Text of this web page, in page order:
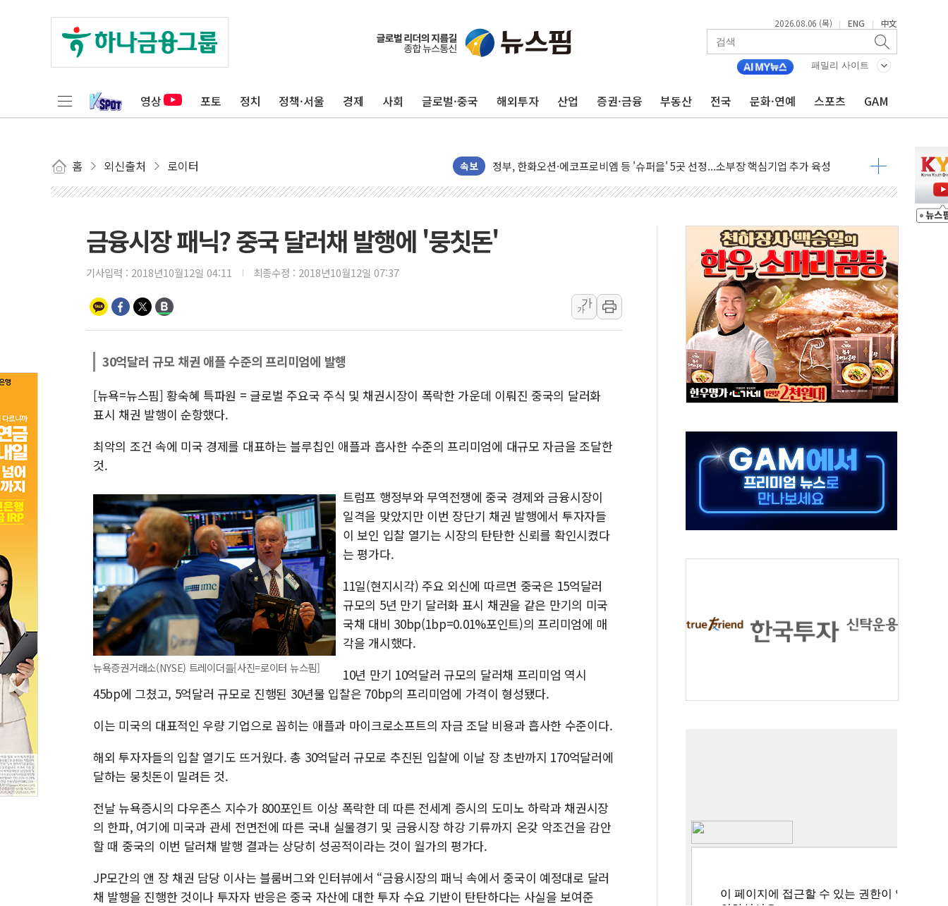
2026.08.06 (목) | ENG | 中文
패밀리 사이트
영상 포토 정치 정책·서울 경제 사회 글로벌·중국 해외투자 산업 증권·금융 부동산 전국 문화·연예 스포츠 GAM
홈 외신출처 로이터 속보
[AI 카드뉴스] 어린이집·유치원 비상! 수족구병이 다시 유행합니다.
운수업·기업활동 '원스톱'으로...데이터처, 기업 3만1000곳 경제통계조사
[르포] 폭염 속 '자폭 드론' 첫 실사격…미 해병대, 한반도 지형서 FPV 공격훈련 공개
공정위 "국고채 PD 15곳, 관행 아닌 담합…76조2000억 입찰 영향"
정부, 한화오션·에코프로비엠 등 '슈퍼을' 5곳 선정...소부장 핵심기업 추가 육성
국표원, 해외직구 물놀이기구·유아용품 등 94개 제품 안전기준 '부적합'
정부혁신 우수사례 세계에 알린다…식약처 AI 심사·소방청 119안심콜 영문 영상 제작
부모가 정부24에서 자녀 출입국증명서 발급…7일부터 온라인 대리 신청 가능
소방청, 전국 시·도 구급과장 회의…중증환자 이송체계 전국 확대 점검
'달라진 임신·출산·육아 지원 한눈에'…인사처, 공무원 인사제도 안내서 발간
정청래 "2차 TV토론으로 게임 끝…김민석, 신천지 허위신고에 배신 사과 안 해"
윤상현, 사관학교 통합 비판…"국방개혁은 정치적 감정 따라 추진해선 안 돼"
펄어비스, 붉은사막 영상 콘테스트 '비욘드 디 어비스' 수상작 발표
현대리바트, '2026 코리아빌드위크' 참가…리모델링 상담 제공
[K메이커] 코셔에서 할랄까지…대상, 종가가 넘은 건 국경 아닌 '식문화 장벽'
흥국자산운용, 코스닥 성장주 담은 채권혼합 펀드 2종 출시
외국인 돌아왔지만 …'삼전·하이닉스'는 사고 급등주는 팔았다
금융시장 패닉? 중국 달러채 발행에 '뭉칫돈'
기사입력 : 2018년10월12일 04:11 최종수정 : 2018년10월12일 07:37
가
가
30억달러 규모 채권 애플 수준의 프리미엄에 발행
[뉴욕=뉴스핌] 황숙혜 특파원 = 글로벌 주요국 주식 및 채권시장이 폭락한 가운데 이뤄진 중국의 달러화
표시 채권 발행이 순항했다.
최악의 조건 속에 미국 경제를 대표하는 블루칩인 애플과 흡사한 수준의 프리미엄에 대규모 자금을 조달한
것.
뉴욕증권거래소(NYSE) 트레이더들[사진=로이터 뉴스핌]
트럼프 행정부와 무역전쟁에 중국 경제와 금융시장이
일격을 맞았지만 이번 장단기 채권 발행에서 투자자들
이 보인 입찰 열기는 시장의 탄탄한 신뢰를 확인시켰다
는 평가다.
11일(현지시각) 주요 외신에 따르면 중국은 15억달러
규모의 5년 만기 달러화 표시 채권을 같은 만기의 미국
국채 대비 30bp(1bp=0.01%포인트)의 프리미엄에 매
각을 개시했다.
10년 만기 10억달러 규모의 달러채 프리미엄 역시
45bp에 그쳤고, 5억달러 규모로 진행된 30년물 입찰은 70bp의 프리미엄에 가격이 형성됐다.
이는 미국의 대표적인 우량 기업으로 꼽히는 애플과 마이크로소프트의 자금 조달 비용과 흡사한 수준이다.
해외 투자자들의 입찰 열기도 뜨거웠다. 총 30억달러 규모로 추진된 입찰에 이날 장 초반까지 170억달러에
달하는 뭉칫돈이 밀려든 것.
전날 뉴욕증시의 다우존스 지수가 800포인트 이상 폭락한 데 따른 전세계 증시의 도미노 하락과 채권시장
의 한파, 여기에 미국과 관세 전면전에 따른 국내 실물경기 및 금융시장 하강 기류까지 온갖 악조건을 감안
할 때 중국의 이번 달러채 발행 결과는 상당히 성공적이라는 것이 월가의 평가다.
JP모간의 앤 장 채권 담당 이사는 블룸버그와 인터뷰에서 “금융시장의 패닉 속에서 중국이 예정대로 달러
채 발행을 진행한 것이나 투자자 반응은 중국 자산에 대한 투자 수요 기반이 탄탄하다는 사실을 보여준